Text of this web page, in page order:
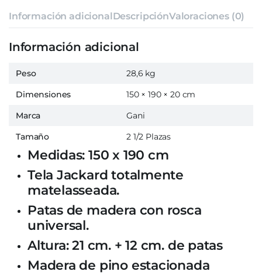
Información adicionalDescripciónValoraciones (0)
Información adicional
Peso
28,6 kg
Dimensiones
150 × 190 × 20 cm
Marca
Gani
Tamaño
2 1/2 Plazas
Medidas: 150 x 190 cm
Tela Jackard totalmente
matelasseada.
Patas de madera con rosca
universal.
Altura: 21 cm. + 12 cm. de patas
Madera de pino estacionada